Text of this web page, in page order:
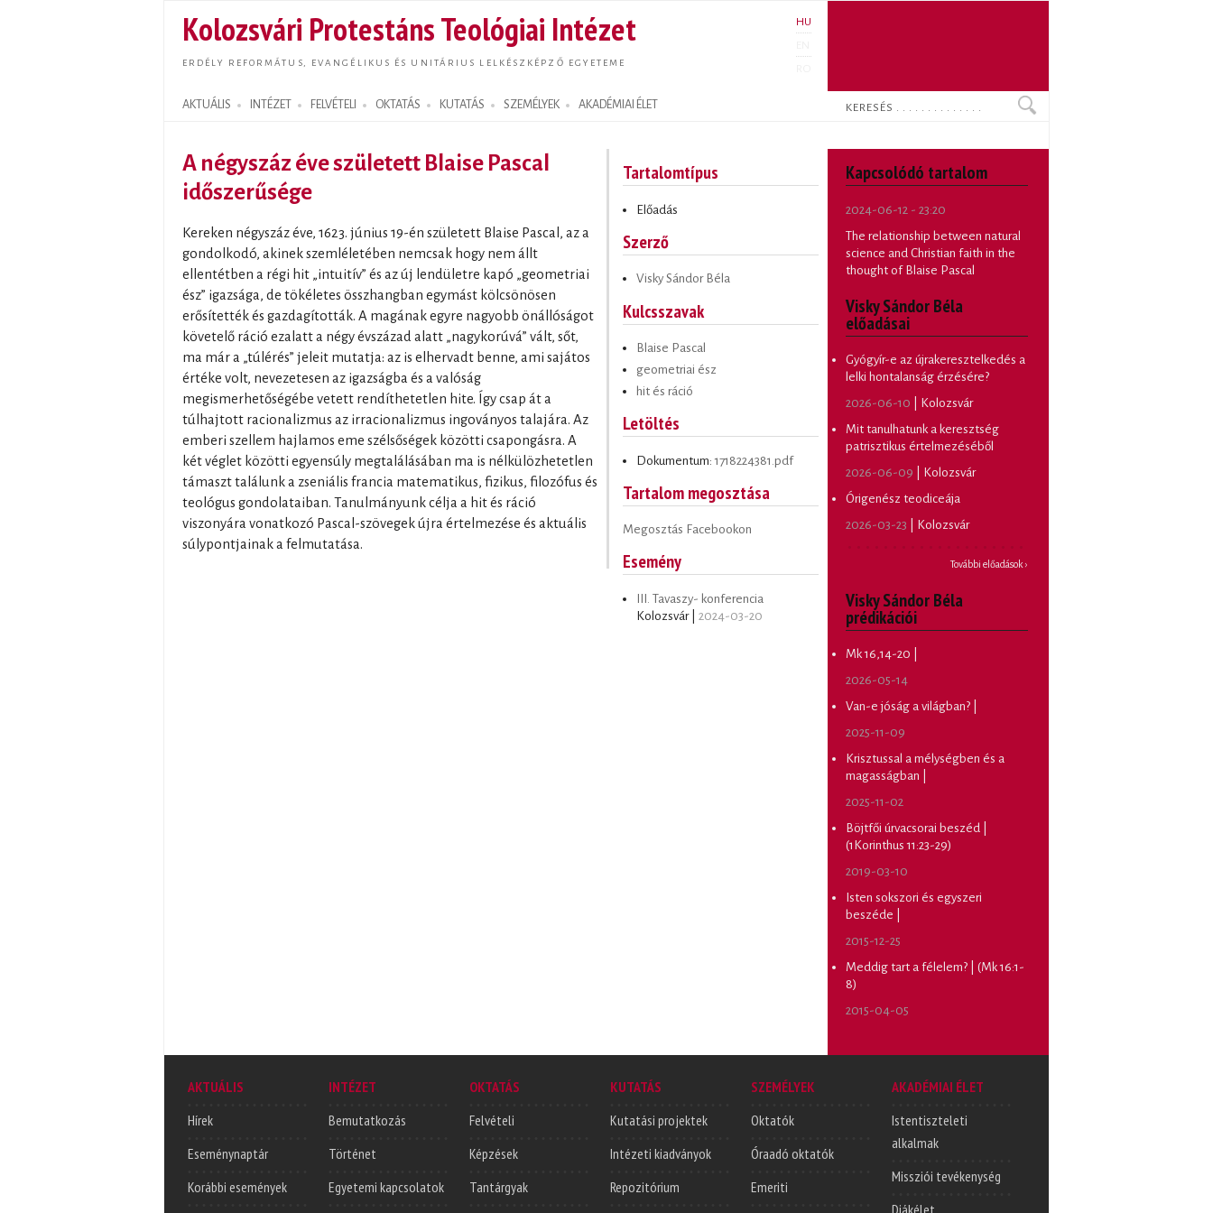
tartalomra
Kolozsvári Protestáns Teológiai Intézet
ERDÉLY REFORMÁTUS, EVANGÉLIKUS ÉS UNITÁRIUS LELKÉSZKÉPZŐ EGYETEME
HU
AKTUÁLIS INTÉZET FELVÉTELI OKTATÁS KUTATÁS SZEMÉLYEK AKADÉMIAI ÉLET
Search form
Keresés
A négyszáz éve született Blaise Pascal
időszerűsége
Kereken négyszáz éve, 1623. június 19-én született Blaise Pascal, az a
gondolkodó, akinek szemléletében nemcsak hogy nem állt
ellentétben a régi hit „intuitív” és az új lendületre kapó „geometriai
ész” igazsága, de tökéletes összhangban egymást kölcsönösen
erősítették és gazdagították. A magának egyre nagyobb önállóságot
követelő ráció ezalatt a négy évszázad alatt „nagykorúvá” vált, sőt,
ma már a „túlérés” jeleit mutatja: az is elhervadt benne, ami sajátos
értéke volt, nevezetesen az igazságba és a valóság
megismerhetőségébe vetett rendíthetetlen hite. Így csap át a
túlhajtott racionalizmus az irracionalizmus ingoványos talajára. Az
emberi szellem hajlamos eme szélsőségek közötti csapongásra. A
két véglet közötti egyensúly megtalálásában ma is nélkülözhetetlen
támaszt találunk a zseniális francia matematikus, fizikus, filozófus és
teológus gondolataiban. Tanulmányunk célja a hit és ráció
viszonyára vonatkozó Pascal-szövegek újra értelmezése és aktuális
súlypontjainak a felmutatása.
Tartalomtípus
Előadás
Szerző
Visky Sándor Béla
Kulcsszavak
Blaise Pascal
geometriai ész
hit és ráció
Letöltés
Dokumentum: 1718224381.pdf
Tartalom megosztása
Megosztás Facebookon
Esemény
III. Tavaszy- konferencia
Kolozsvár | 2024-03-20
Kapcsolódó tartalom
2024-06-12 - 23:20
The relationship between natural
science and Christian faith in the
thought of Blaise Pascal
Visky Sándor Béla
előadásai
Gyógyír-e az újrakeresztelkedés a
lelki hontalanság érzésére?
2026-06-10 | Kolozsvár
Mit tanulhatunk a keresztség
patrisztikus értelmezéséből
2026-06-09 | Kolozsvár
Órigenész teodiceája
2026-03-23 | Kolozsvár
További előadások ›
Visky Sándor Béla
prédikációi
Mk 16,14-20 |
2026-05-14
Van-e jóság a világban? |
2025-11-09
Krisztussal a mélységben és a
magasságban |
2025-11-02
Böjtfői úrvacsorai beszéd |
(1Korinthus 11:23-29)
2019-03-10
Isten sokszori és egyszeri
beszéde |
2015-12-25
Meddig tart a félelem? | (Mk 16:1-
8)
2015-04-05
AKTUÁLIS
Hírek
Eseménynaptár
Korábbi események
INTÉZET
Bemutatkozás
Történet
Egyetemi kapcsolatok
OKTATÁS
Felvételi
Képzések
Tantárgyak
KUTATÁS
Kutatási projektek
Intézeti kiadványok
Repozitórium
SZEMÉLYEK
Oktatók
Óraadó oktatók
Emeriti
AKADÉMIAI ÉLET
Istentiszteleti
alkalmak
Missziói tevékenység